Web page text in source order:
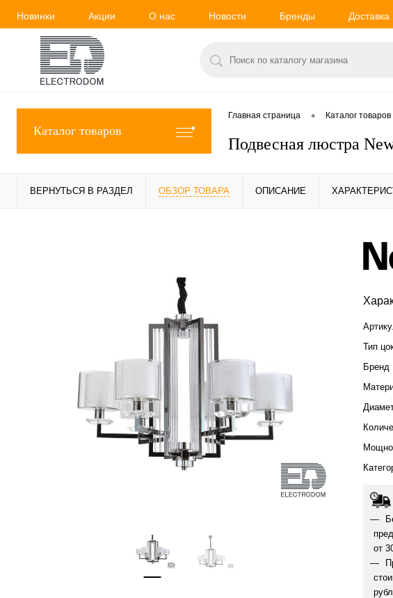
Новинки Акции О нас Новости Бренды
Каталог товаров
Главная страница • Каталог товаров
Подвесная люстра
ВЕРНУТЬСЯ В РАЗДЕЛ ОБЗОР ТОВАРА ОПИСАНИЕ
Тип
Бренд
от